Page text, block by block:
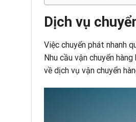
Dịch vụ
Việc chuyển phát nhanh
Nhu cầu vận chuyển
về dịch vụ vận chuyển